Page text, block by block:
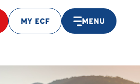
MY ECF MENU